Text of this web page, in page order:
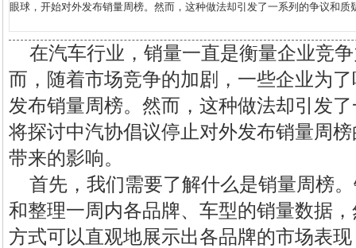
眼球，开始对外发布销量周榜。然而，这种做法却引发了一系列的争议和质
在汽车行业，销量一直是衡量企业竞
而，随着市场竞争的加剧，一些企业为
发布销量周榜。然而，这种做法却引发
将探讨中汽协倡议停止对外发布销量周
带来的影响。
首先，我们需要了解什么是销量周榜
和整理一周内各品牌、车型的销量数据
方式可以直观地展示出各品牌的市场表